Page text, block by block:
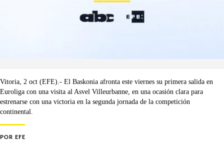
Vitoria, 2 oct (EFE).- El Baskonia afronta este viernes su primera salida en
Euroliga con una visita al Asvel Villeurbanne, en una ocasión clara para
estrenarse con una victoria en la segunda jornada de la competición
continental.
POR EFE